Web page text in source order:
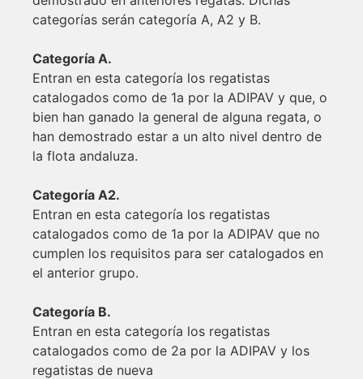
categorías serán categoría A, A2 y B.
Categoría A.
Entran en esta categoría los regatistas
catalogados como de 1a por la ADIPAV y que, o
bien han ganado la general de alguna regata, o
han demostrado estar a un alto nivel dentro de
la flota andaluza.
Categoría A2.
Entran en esta categoría los regatistas
catalogados como de 1a por la ADIPAV que no
cumplen los requisitos para ser catalogados en
el anterior grupo.
Categoría B.
Entran en esta categoría los regatistas
catalogados como de 2a por la ADIPAV y los
regatistas de nueva